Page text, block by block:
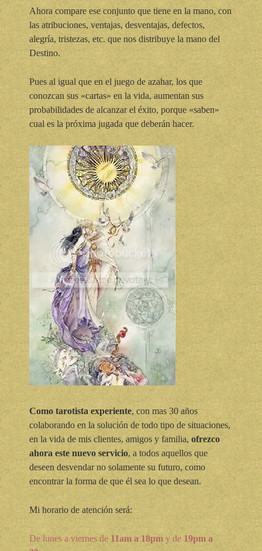
Ahora compare ese conjunto que tiene en la mano, con
las atribuciones, ventajas, desventajas, defectos,
alegría, tristezas, etc. que nos distribuye la mano del
Destino.
Pues al igual que en el juego de azahar, los que
conozcan sus «cartas» en la vida, aumentan sus
probabilidades de alcanzar el éxito, porque «saben»
cual es la próxima jugada que deberán hacer.
Como tarotista experiente, con mas 30 años
colaborando en la solución de todo tipo de situaciones,
en la vida de mis clientes, amigos y familia, ofrezco
ahora este nuevo servicio, a todos aquellos que
deseen desvendar no solamente su futuro, como
encontrar la forma de que él sea lo que desean.
Mi horario de atención será:
De lunes a viernes de 11am a 18pm y de 19pm a